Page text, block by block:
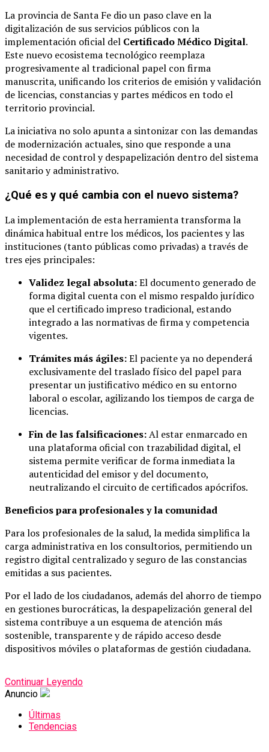
La provincia de Santa Fe dio un paso clave en la
digitalización de sus servicios públicos con la
implementación oficial del Certificado Médico Digital.
Este nuevo ecosistema tecnológico reemplaza
progresivamente al tradicional papel con firma
manuscrita, unificando los criterios de emisión y validación
de licencias, constancias y partes médicos en todo el
territorio provincial.
La iniciativa no solo apunta a sintonizar con las demandas
de modernización actuales, sino que responde a una
necesidad de control y despapelización dentro del sistema
sanitario y administrativo.
¿Qué es y qué cambia con el nuevo sistema?
La implementación de esta herramienta transforma la
dinámica habitual entre los médicos, los pacientes y las
instituciones (tanto públicas como privadas) a través de
tres ejes principales:
Validez legal absoluta:El documento generado de
forma digital cuenta con el mismo respaldo jurídico
que el certificado impreso tradicional, estando
integrado a las normativas de firma y competencia
vigentes.
Trámites más ágiles:El paciente ya no dependerá
exclusivamente del traslado físico del papel para
presentar un justificativo médico en su entorno
laboral o escolar, agilizando los tiempos de carga de
licencias.
Fin de las falsificaciones:Al estar enmarcado en
una plataforma oficial con trazabilidad digital, el
sistema permite verificar de forma inmediata la
autenticidad del emisor y del documento,
neutralizando el circuito de certificados apócrifos.
Beneficios para profesionales y la comunidad
Para los profesionales de la salud, la medida simplifica la
carga administrativa en los consultorios, permitiendo un
registro digital centralizado y seguro de las constancias
emitidas a sus pacientes.
Por el lado de los ciudadanos, además del ahorro de tiempo
en gestiones burocráticas, la despapelización general del
sistema contribuye a un esquema de atención más
sostenible, transparente y de rápido acceso desde
dispositivos móviles o plataformas de gestión ciudadana.
Continuar Leyendo
Anuncio
Últimas
Tendencias